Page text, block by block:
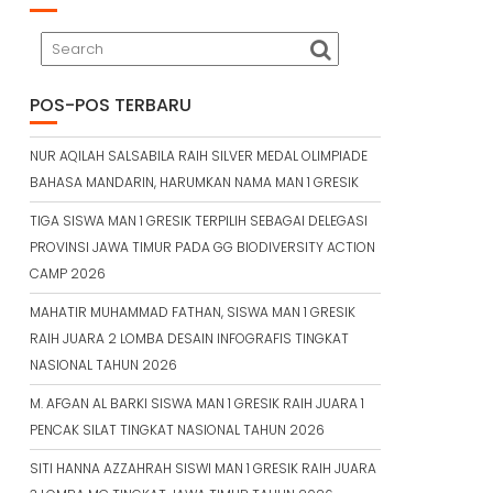
POS-POS TERBARU
NUR AQILAH SALSABILA RAIH SILVER MEDAL OLIMPIADE
BAHASA MANDARIN, HARUMKAN NAMA MAN 1 GRESIK
TIGA SISWA MAN 1 GRESIK TERPILIH SEBAGAI DELEGASI
PROVINSI JAWA TIMUR PADA GG BIODIVERSITY ACTION
CAMP 2026
MAHATIR MUHAMMAD FATHAN, SISWA MAN 1 GRESIK
RAIH JUARA 2 LOMBA DESAIN INFOGRAFIS TINGKAT
NASIONAL TAHUN 2026
M. AFGAN AL BARKI SISWA MAN 1 GRESIK RAIH JUARA 1
PENCAK SILAT TINGKAT NASIONAL TAHUN 2026
SITI HANNA AZZAHRAH SISWI MAN 1 GRESIK RAIH JUARA